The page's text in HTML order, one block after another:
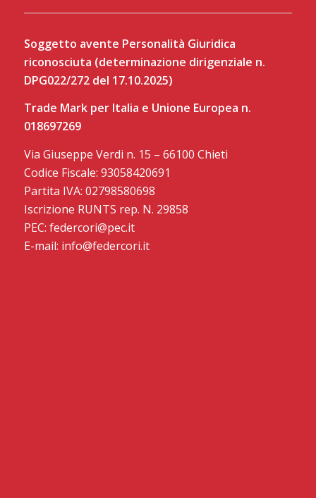
Soggetto avente Personalità Giuridica
riconosciuta (determinazione dirigenziale n.
DPG022/272 del 17.10.2025)
Trade Mark per Italia e Unione Europea n.
018697269
Via Giuseppe Verdi n. 15 – 66100 Chieti
Codice Fiscale: 93058420691
Partita IVA: 02798580698
Iscrizione RUNTS rep. N. 29858
PEC: federcori@pec.it
E-mail: info@federcori.it